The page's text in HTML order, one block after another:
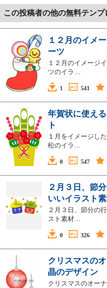
この投稿者の他の無料テンプ
１２月のイメ
ーツ
１２月のイメージ
ツのイラ…
1 541
年賀状に使え
ト
１月をイメージし
松のイラ…
0 547
２月３日、節
いいイラスト
２月３日、節分の
スト素材…
0 326
クリスマスの
晶のデザイン
クリスマスのオー